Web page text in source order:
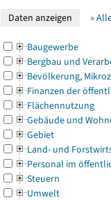
»
Baugewerbe
Bergbau und
Bevölkerung,
Finanzen der
Flächennutzung
Gebäude und
Gebiet
Land- und
Personal im
Steuern
Umwelt